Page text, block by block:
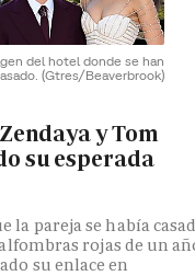
del hotel donde se han
(Gtres/Beaverbrook)
y Tom
su esperada
la pareja se había
rojas de un
su enlace en